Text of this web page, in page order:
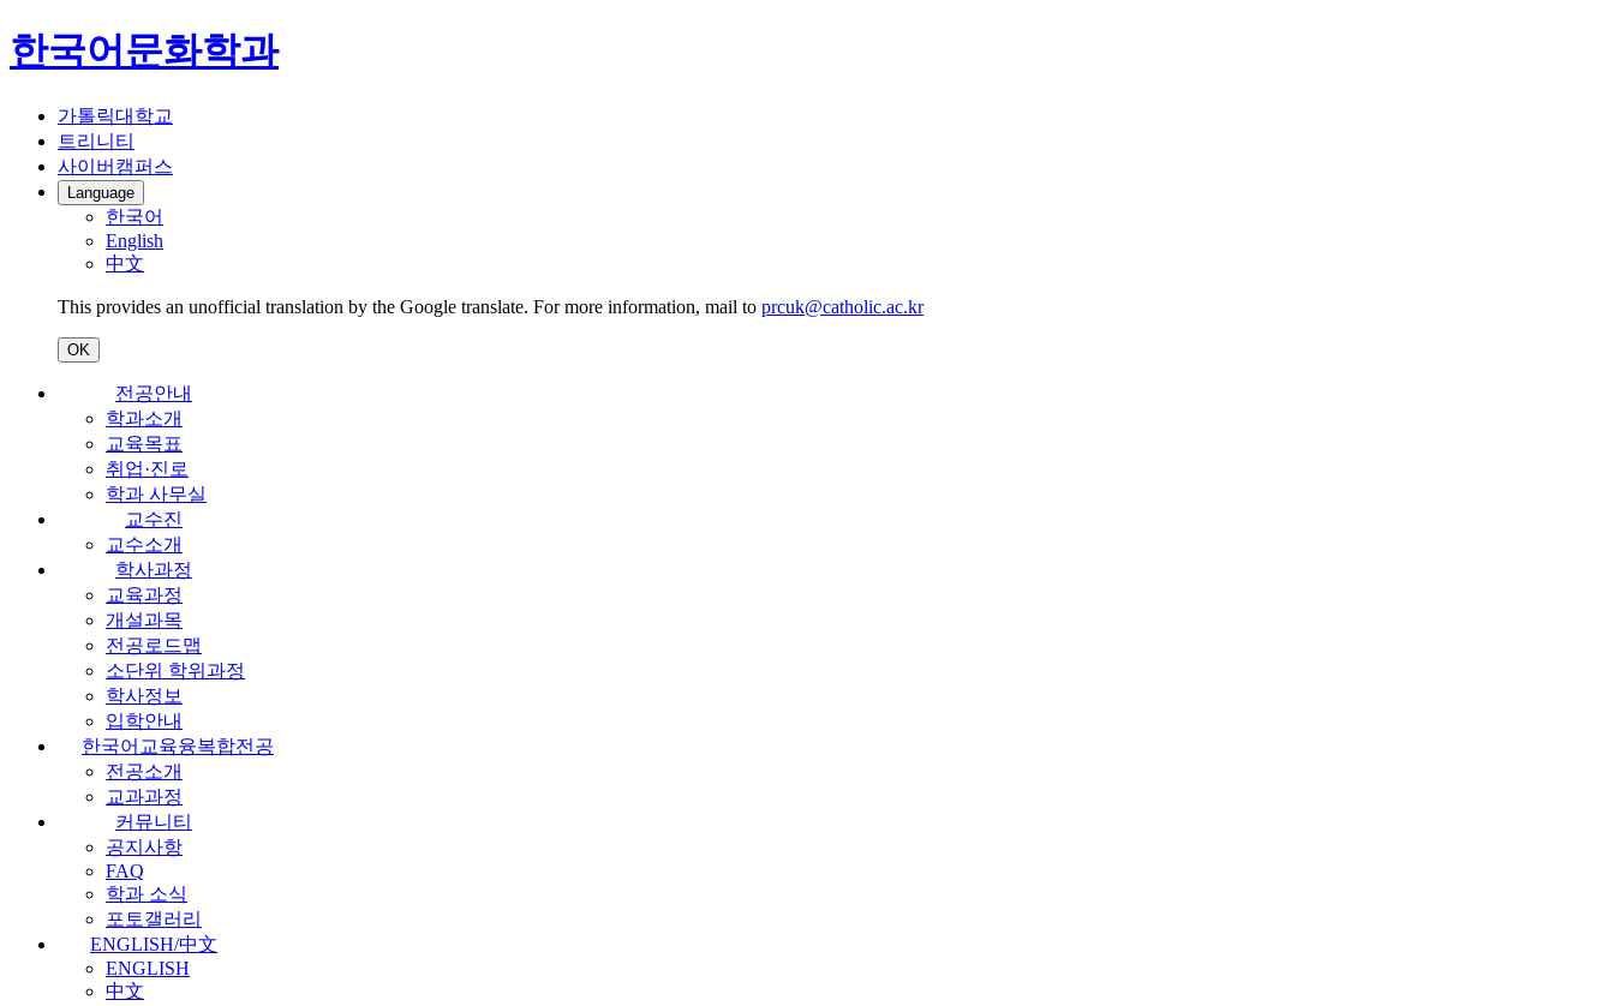
한국어문화학과
가톨릭대학교
트리니티
사이버캠퍼스
Language
한국어
English
中文
This provides an unofficial translation by the Google translate. For more information, mail to prcuk@catholic.ac.kr
OK
전공안내
학과소개
교육목표
취업·진로
학과 사무실
교수진
교수소개
학사과정
교육과정
개설과목
전공로드맵
소단위 학위과정
학사정보
입학안내
한국어교육융복합전공
전공소개
교과과정
커뮤니티
공지사항
FAQ
학과 소식
포토갤러리
ENGLISH/中文
ENGLISH
中文